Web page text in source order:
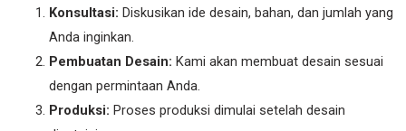
Konsultasi: Diskusikan ide desain, bahan, dan jumlah yang
Anda inginkan.
Pembuatan Desain: Kami akan membuat desain sesuai
dengan permintaan Anda.
Produksi: Proses produksi dimulai setelah desain